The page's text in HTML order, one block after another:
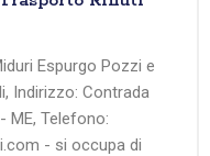
Espurgo Pozzi e
Indirizzo: Contrada
ME, Telefono:
- si occupa di